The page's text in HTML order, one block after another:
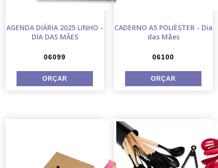
AGENDA DIÁRIA 2025 LINHO -
DIA DAS MÃES
06099
CADERNO A5 POLIÉSTER - Dia
das Mães
06100